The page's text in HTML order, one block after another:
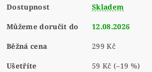
Dostupnost Skladem
Můžeme doručit do 12.08.2026
Běžná cena 299 Kč
Ušetříte 59 Kč(–19 %)